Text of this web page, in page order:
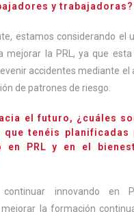
y trabajadoras?
estamos considerando el
mejorar la PRL, ya que
accidentes mediante el
de patrones de riesgo.
el futuro, ¿cuáles
que tenéis planificadas
en PRL y en el
continuar innovando en
mejorar la formación